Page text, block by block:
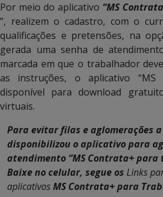
Por meio do aplicativo “MS
”, realizem o cadastro, com o
qualificações e pretensões, na
gerada uma senha de
marcada em que o trabalhador
as instruções, o aplicativo “MS
disponível para download
virtuais.
Para evitar filas e aglomerações
disponibilizou o aplicativo para
atendimento “MS Contrata+ para
Baixe no celular, segue os Links
aplicativosMS Contrata+ para